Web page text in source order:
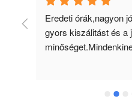
Eredeti órák,nagyon
gyors kiszálitást és a